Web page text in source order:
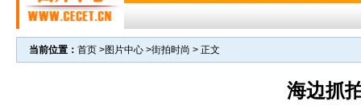
当前位置： 首页 >图片中心 >街拍时尚 > 正文
海边抓